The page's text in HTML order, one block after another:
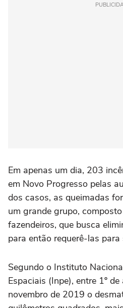
Em apenas um dia, 203
em Novo Progresso pelas
dos casos, as queimadas
um grande grupo,
fazendeiros, que busca
para então requerê-las para
Segundo o Instituto
Espaciais (Inpe), entre 1º
novembro de 2019 o